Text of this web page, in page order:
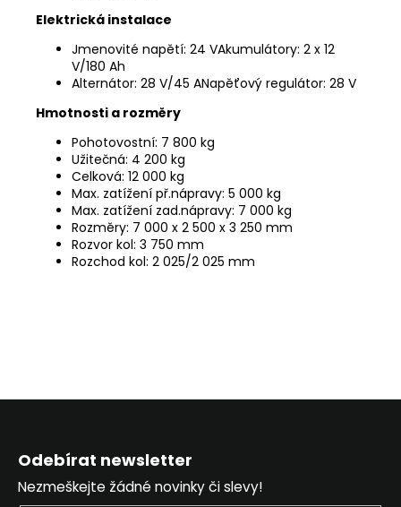
Elektrická instalace
Jmenovité napětí: 24 VAkumulátory: 2 x 12
V/180 Ah
Alternátor: 28 V/45 ANapěťový regulátor: 28 V
Hmotnosti a rozměry
Pohotovostní: 7 800 kg
Užitečná: 4 200 kg
Celková: 12 000 kg
Max. zatížení př.nápravy: 5 000 kg
Max. zatížení zad.nápravy: 7 000 kg
Rozměry: 7 000 x 2 500 x 3 250 mm
Rozvor kol: 3 750 mm
Rozchod kol: 2 025/2 025 mm
Odebírat newsletter
Nezmeškejte žádné novinky či slevy!